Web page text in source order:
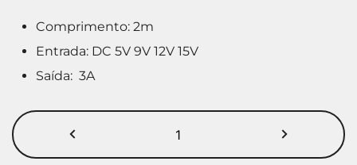
Comprimento: 2m
Entrada: DC 5V 9V 12V 15V
Saída: 3A